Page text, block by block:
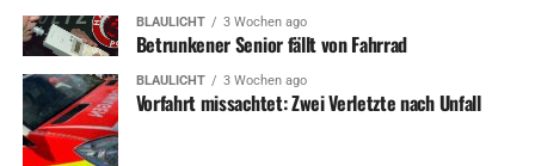
BLAULICHT 3 Wochen ago
Betrunkener Senior fällt von Fahrrad
BLAULICHT 3 Wochen ago
Vorfahrt missachtet: Zwei Verletzte nach Unfall